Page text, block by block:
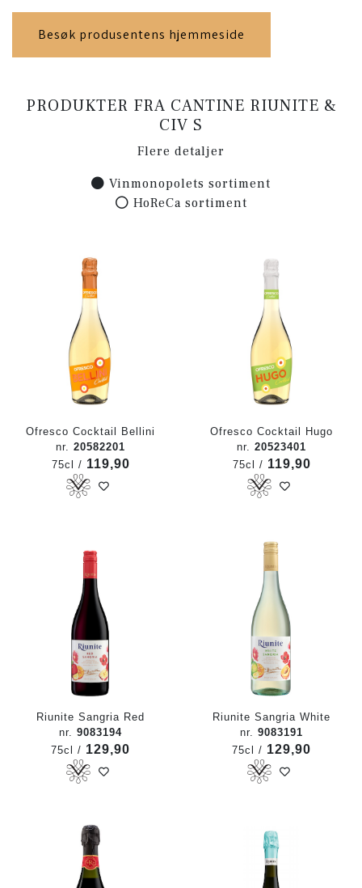
Besøk produsentens hjemmeside
PRODUKTER FRA CANTINE RIUNITE &
CIV S
Flere detaljer
Vinmonopolets sortiment
HoReCa sortiment
Ofresco Cocktail Bellini
nr. 20582201
75cl / 119,90
Ofresco Cocktail Hugo
nr. 20523401
75cl / 119,90
Riunite Sangria Red
nr. 9083194
75cl / 129,90
Riunite Sangria White
nr. 9083191
75cl / 129,90